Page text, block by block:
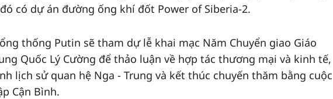
có dự án đường ống khí đốt Power of Siberia-2.
thống Putin sẽ tham dự lễ khai mạc Năm Chuyển giao Giáo
Quốc Lý Cường để thảo luận về hợp tác thương mại và kinh tế,
lịch sử quan hệ Nga - Trung và kết thúc chuyến thăm bằng cuộc
Cận Bình.